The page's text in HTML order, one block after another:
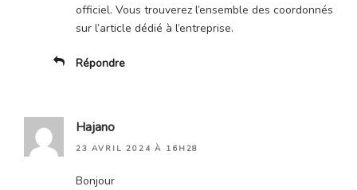
officiel. Vous trouverez l’ensemble des coordonnés
sur l’article dédié à l’entreprise.
Répondre
Hajano
23 AVRIL 2024 À 16H28
Bonjour